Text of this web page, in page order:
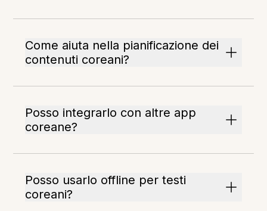
Come aiuta nella pianificazione dei
contenuti coreani?
Posso integrarlo con altre app
coreane?
Posso usarlo offline per testi
coreani?